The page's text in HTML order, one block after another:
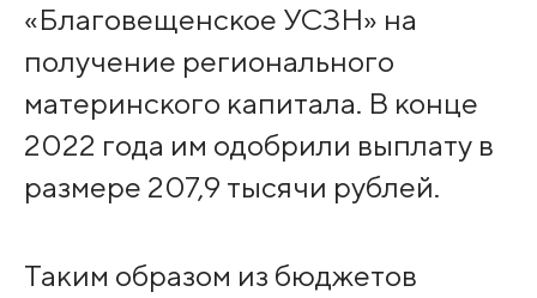
«Благовещенское УСЗН» на
получение регионального
материнского капитала. В конце
2022 года им одобрили выплату в
размере 207,9 тысячи рублей.
Таким образом из бюджетов